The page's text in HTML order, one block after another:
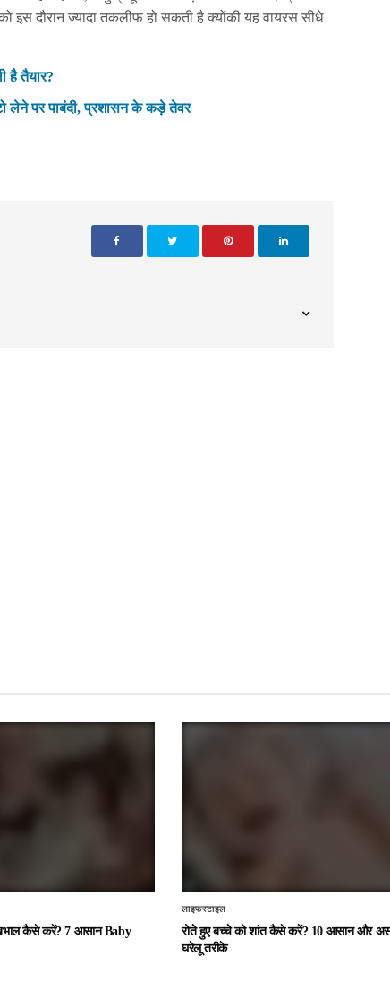
इस दौरान ज्यादा तकलीफ हो सकती है क्योंकी यह वायरस सीधे
है तैयार?
लेने पर पाबंदी, प्रशासन के कड़े तेवर
कैसे करें? 7 आसान Baby
लाइफस्टाइल
रोते हुए बच्चे को शांत कैसे करें? 10 आसान और
घरेलू तरीके